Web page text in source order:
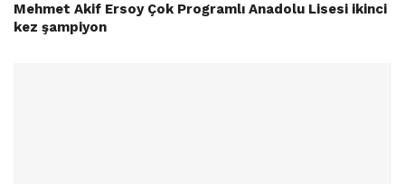
Mehmet Akif Ersoy Çok Programlı Anadolu Lisesi ikinci
kez şampiyon